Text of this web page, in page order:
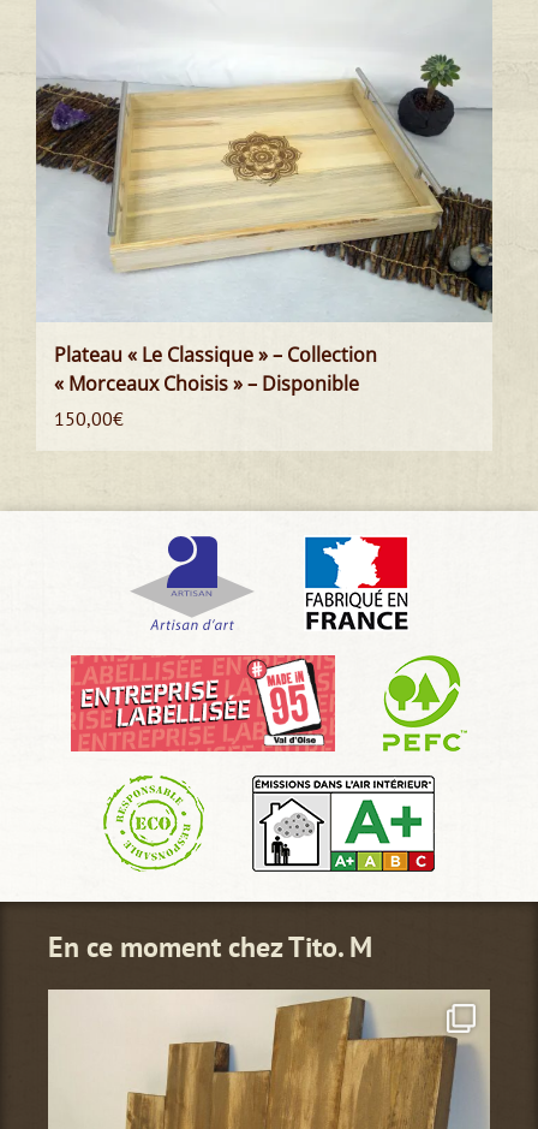
Plateau « Le Classique » – Collection
« Morceaux Choisis » – Disponible
150,00€
En ce moment chez Tito. M